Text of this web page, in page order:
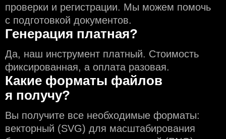
проверки и регистрации. Мы можем помочь
с подготовкой документов.
Генерация платная?
Да, наш инструмент платный. Стоимость
фиксированная, а оплата разовая.
Какие форматы файлов
я получу?
Вы получите все необходимые форматы:
векторный (SVG) для масштабирования